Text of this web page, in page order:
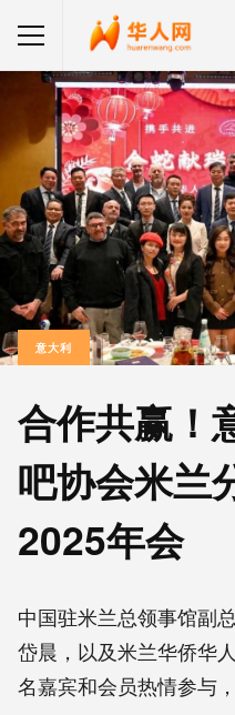
意大利
合作共赢！
吧协会米兰
2025年会
中国驻米兰总领事馆副
岱晨，以及米兰华侨华
名嘉宾和会员热情参与